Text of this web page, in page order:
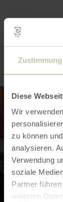
Zustimmung
Diese
Wir
zu können
analysieren.
Verwendung
soziale
Partner
weiteren